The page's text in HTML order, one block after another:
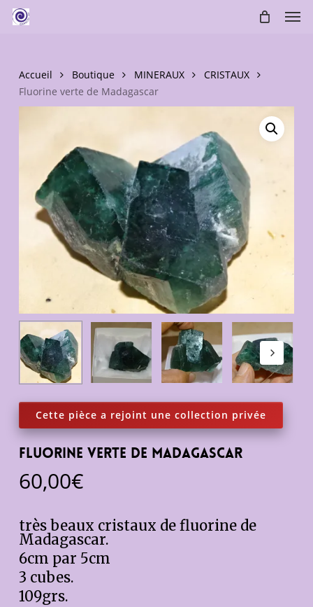
main
Accueil Boutique MINERAUX
CRISTAUX
Fluorine verte de Madagascar
Fluorine verte de Madagascar
60,00€
très beaux cristaux de fluorine de
Madagascar.
6cm par 5cm
3 cubes.
109grs.